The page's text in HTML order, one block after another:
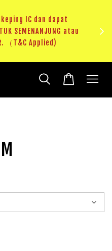
IC dan dapat
SEMENANJUNG atau
（T&C Applied)